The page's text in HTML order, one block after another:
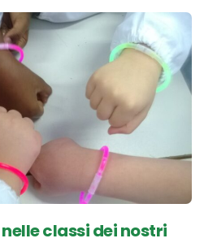
classi dei nostri